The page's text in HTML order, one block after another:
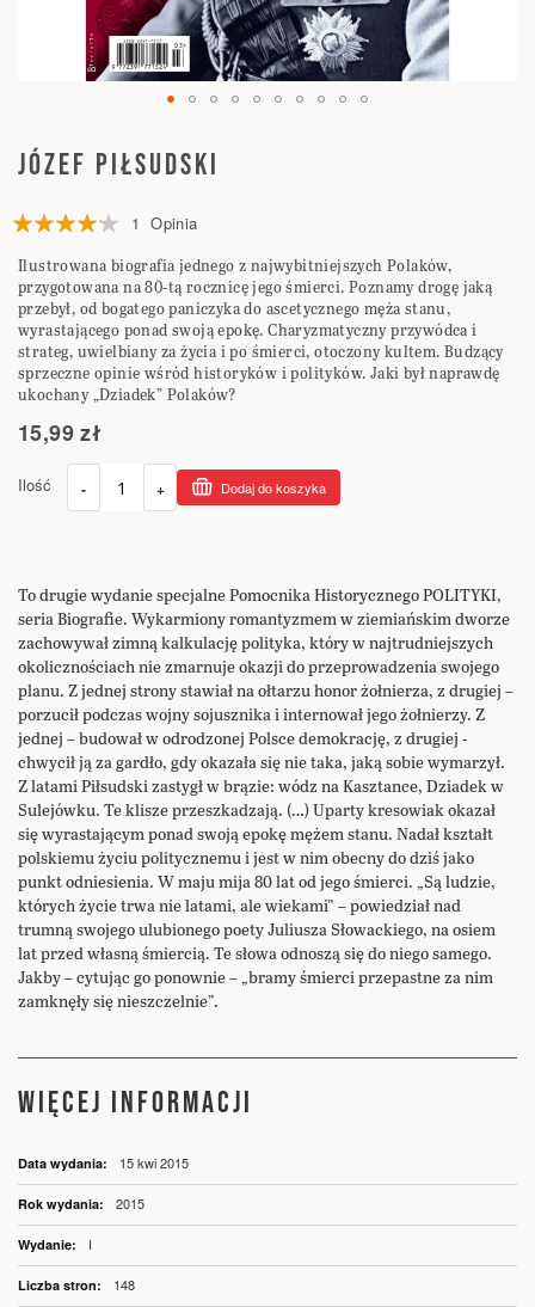
na
początek
JÓZEF PIŁSUDSKI
Ocena:
1 Opinia
Ilustrowana biografia jednego z najwybitniejszych Polaków,
przygotowana na 80-tą rocznicę jego śmierci. Poznamy drogę jaką
przebył, od bogatego paniczyka do ascetycznego męża stanu,
wyrastającego ponad swoją epokę. Charyzmatyczny przywódca i
strateg, uwielbiany za życia i po śmierci, otoczony kultem. Budzący
sprzeczne opinie wśród historyków i polityków. Jaki był naprawdę
ukochany „Dziadek” Polaków?
15,99 zł
Ilość - + Dodaj do koszyka
To drugie wydanie specjalne Pomocnika Historycznego POLITYKI,
seria Biografie. Wykarmiony romantyzmem w ziemiańskim dworze
zachowywał zimną kalkulację polityka, który w najtrudniejszych
okolicznościach nie zmarnuje okazji do przeprowadzenia swojego
planu. Z jednej strony stawiał na ołtarzu honor żołnierza, z drugiej –
porzucił podczas wojny sojusznika i internował jego żołnierzy. Z
jednej – budował w odrodzonej Polsce demokrację, z drugiej -
chwycił ją za gardło, gdy okazała się nie taka, jaką sobie wymarzył.
Z latami Piłsudski zastygł w brązie: wódz na Kasztance, Dziadek w
Sulejówku. Te klisze przeszkadzają. (…) Uparty kresowiak okazał
się wyrastającym ponad swoją epokę mężem stanu. Nadał kształt
polskiemu życiu politycznemu i jest w nim obecny do dziś jako
punkt odniesienia. W maju mija 80 lat od jego śmierci. „Są ludzie,
których życie trwa nie latami, ale wiekami” – powiedział nad
trumną swojego ulubionego poety Juliusza Słowackiego, na osiem
lat przed własną śmiercią. Te słowa odnoszą się do niego samego.
Jakby – cytując go ponownie – „bramy śmierci przepastne za nim
zamknęły się nieszczelnie”.
WIĘCEJ INFORMACJI
Więcej
informacji
15 kwi 2015
2015
I
148